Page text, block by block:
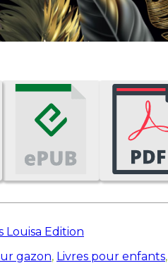
Louisa Edition
gazon, Livres pour enfants,